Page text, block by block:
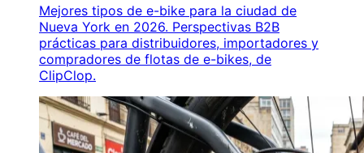
Mejores tipos de e-bike para la ciudad de
Nueva York en 2026. Perspectivas B2B
prácticas para distribuidores, importadores y
compradores de flotas de e-bikes, de
ClipClop.